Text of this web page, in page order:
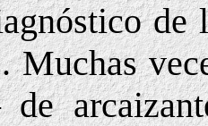
de
Muchas